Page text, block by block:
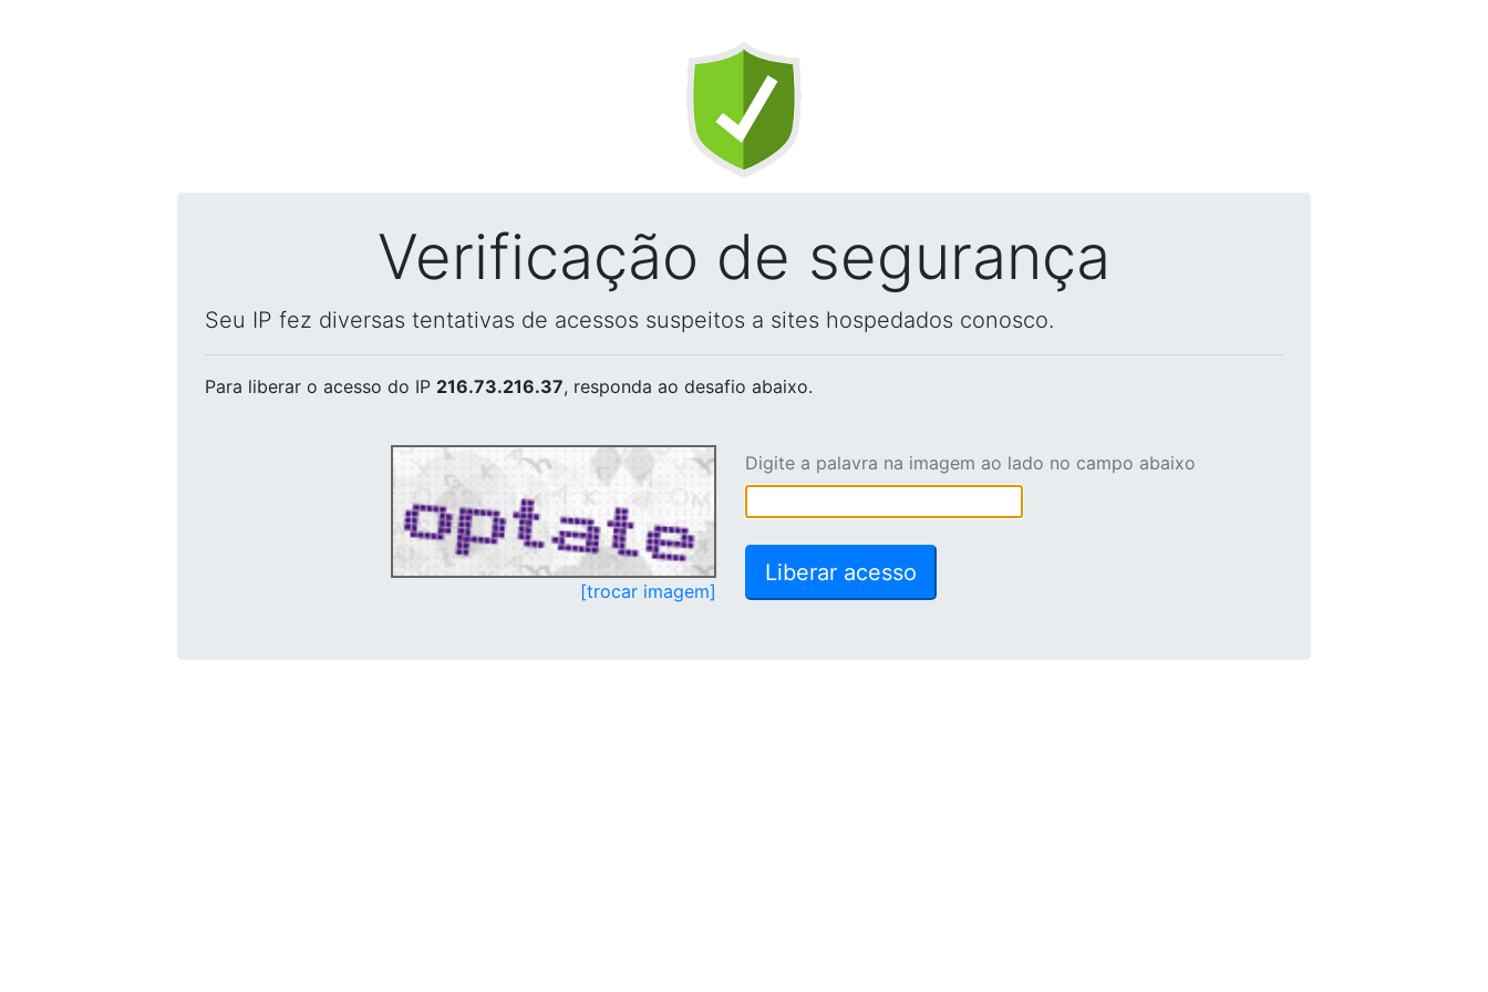
Verificação de segurança
Seu IP fez diversas tentativas de acessos suspeitos a sites hospedados conosco.
Para liberar o acesso do IP 216.73.216.37, responda ao desafio abaixo.
[trocar imagem]
Digite a palavra na imagem ao lado no campo abaixo